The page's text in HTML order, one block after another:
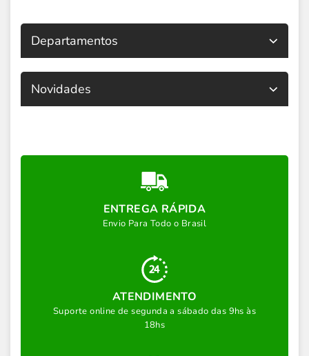
Departamentos
Novidades
ENTREGA RÁPIDA
Envio Para Todo o Brasil
ATENDIMENTO
Suporte online de segunda a sábado das 9hs às
18hs